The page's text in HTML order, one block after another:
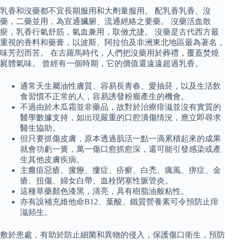
乳香和沒藥都不宜長期服用和大劑量服用。 配乳香乳香、沒
藥，二藥並用，為宣通臟腑、流通經絡之要藥。 沒藥活血散
瘀，乳香行氣舒筋，氣血兼用，取傚尤捷。 沒藥是古代西方最
重視的香料和藥膏，以波斯、阿拉伯及非洲東北地區最為著名，
味芳烈而苦。 在古羅馬時代，人們把沒藥用於葬禮，覆蓋焚燒
屍體氣味。 曾經有一個時期，它的價值還遠遠超過乳香。
通常天生屬油性膚質、容易長青春、愛抽菸，以及生活飲
食習慣不正常的人，容易誘發粉瘤產生的機會。
不過由於木瓜霜並非藥品，故對於治療痱滋並沒有實質的
醫學數據支持，如出現嚴重的口腔潰傷情況，應立即尋求
醫生協助。
但只要抓傷皮膚，原本透過肌活一點一滴累積起來的成果
就會功虧一簣，萬一傷口愈抓愈深，還可能引發感染或產
生其他皮膚疾病。
主癰疽惡瘡、瘰癧、瘻症、疥癬、白禿、癘風、痹症、金
瘡、扭傷、婦女白帶、血栓閉塞性脈管炎。
這種草藥顏色漆黑，清亮，具有樹脂油般粘性。
亦有說補充維他命B12、葉酸、鐵質營養素可令預防止痱
滋頻生。
敷於患處，有助於防止細菌和異物的侵入，保護傷口衛生，預防